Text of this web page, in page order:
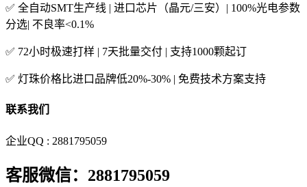
✅ 全自动SMT生产线 | 进口芯片（晶元/三安）| 100%光电参数
分选| 不良率<0.1%
✅ 72小时极速打样 | 7天批量交付 | 支持1000颗起订
✅ 灯珠价格比进口品牌低20%-30% | 免费技术方案支持
联系我们
企业QQ : 2881795059
客服微信：2881795059